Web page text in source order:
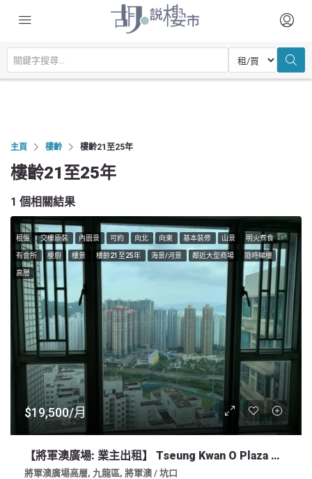
主頁 樓齡 樓齡21至25年
樓齡21至25年
1 個相關結果
租盤 交樓原裝 內園景 可約 向北 向東 基本裝修 山景 明火煮食
有會所 梗廚 樓景 樓齡21至25年 海景/河景 鄰近大型商場 隨時睇樓
高層
$19,500/月
【將軍澳廣場: 業主出租】 Tseung Kwan O Plaza 高層2房單位
將軍澳廣場高層, 九龍區, 將軍澳 / 坑口